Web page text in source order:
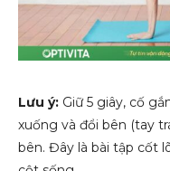
Lưu ý: Giữ 5 giây, cố
xuống và đổi bên (tay
bên. Đây là bài tập cốt